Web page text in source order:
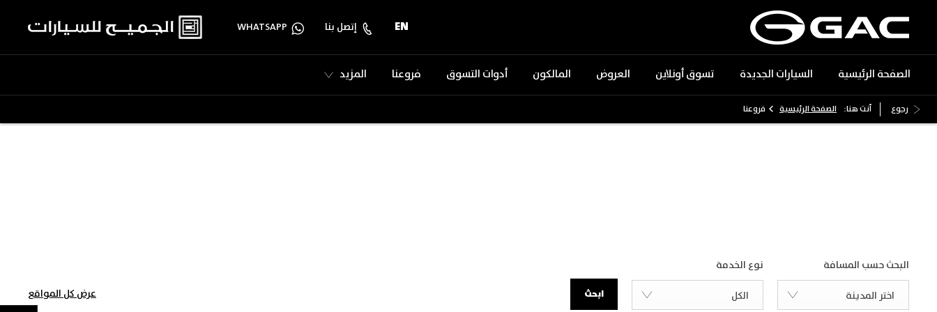
WHATSAPP إتصل بنا EN
الصفحة الرئيسية السيارات الجديدة تسوق أونلاين العروض المالكون أدوات التسوق فروعنا المزيد
رجوع أنت هنا: الصفحة الرئيسية > فروعنا
البحث حسب المسافة
اختر المدينة
نوع الخدمة
الكل
ابحث عرض كل المواقع